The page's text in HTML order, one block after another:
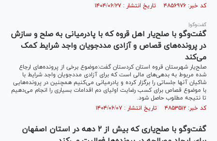
کد خبر: ۴۸۵۶۹۷۶ تاریخ انتشار : ۱۴۰۴/۰۶/۲۷
گفت‌و‌گو|
گفت‌و‌گو با صلح‌یار اهل قروه که با پادرمیانی به صلح و سازش
در پرونده‌های قصاص و آزادی مددجویان واجد شرایط کمک
می‌کند
صلح‌یار شهرستان قروه استان کردستان گفت:موضوع برخی از پرونده‌های ارجاع
شده مربوط به بدهی‌های مالی است که برای آزادی مددجویان واجد شرایط با
شاکیان آنها جلساتی را برگزار کرده و پادرمیانی می‌کنیم همچنین در پرونده‌هایی
با موضوع قصاص برای کسب رضایت اولیای دم اقدامات بسیاری را انجام می‌دهیم
تا نتیجه مطلوب حاصل شود.
کد خبر: ۴۸۵۳۵۱۲ تاریخ انتشار : ۱۴۰۴/۰۶/۰۷
گفت‌و‌گو با صلح‌یاری که بیش از ۲ دهه در استان اصفهان